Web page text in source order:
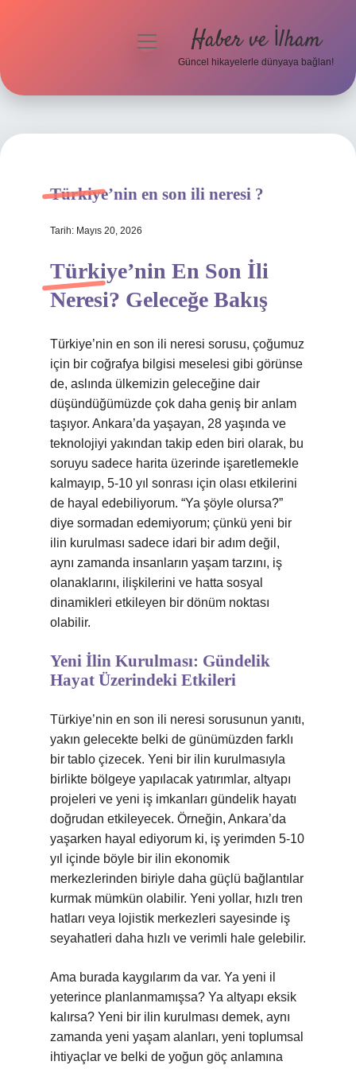
Hakkımızda
menüyü
Haber ve İlham
Güncel hikayelerle dünyaya bağlan!
Türkiye’nin en son ili neresi ?
Tarih: Mayıs 20, 2026
Türkiye’nin En Son İli
Neresi? Geleceğe Bakış
Türkiye’nin en son ili neresi sorusu, çoğumuz
için bir coğrafya bilgisi meselesi gibi görünse
de, aslında ülkemizin geleceğine dair
düşündüğümüzde çok daha geniş bir anlam
taşıyor. Ankara’da yaşayan, 28 yaşında ve
teknolojiyi yakından takip eden biri olarak, bu
soruyu sadece harita üzerinde işaretlemekle
kalmayıp, 5-10 yıl sonrası için olası etkilerini
de hayal edebiliyorum. “Ya şöyle olursa?”
diye sormadan edemiyorum; çünkü yeni bir
ilin kurulması sadece idari bir adım değil,
aynı zamanda insanların yaşam tarzını, iş
olanaklarını, ilişkilerini ve hatta sosyal
dinamikleri etkileyen bir dönüm noktası
olabilir.
Yeni İlin Kurulması: Gündelik
Hayat Üzerindeki Etkileri
Türkiye’nin en son ili neresi sorusunun yanıtı,
yakın gelecekte belki de günümüzden farklı
bir tablo çizecek. Yeni bir ilin kurulmasıyla
birlikte bölgeye yapılacak yatırımlar, altyapı
projeleri ve yeni iş imkanları gündelik hayatı
doğrudan etkileyecek. Örneğin, Ankara’da
yaşarken hayal ediyorum ki, iş yerimden 5-10
yıl içinde böyle bir ilin ekonomik
merkezlerinden biriyle daha güçlü bağlantılar
kurmak mümkün olabilir. Yeni yollar, hızlı tren
hatları veya lojistik merkezleri sayesinde iş
seyahatleri daha hızlı ve verimli hale gelebilir.
Ama burada kaygılarım da var. Ya yeni il
yeterince planlanmamışsa? Ya altyapı eksik
kalırsa? Yeni bir ilin kurulması demek, aynı
zamanda yeni yaşam alanları, yeni toplumsal
ihtiyaçlar ve belki de yoğun göç anlamına